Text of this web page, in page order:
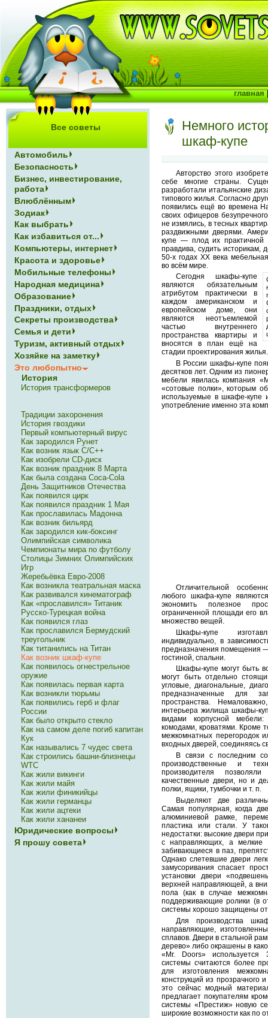
Немного
шкаф-купе
Авторство этого
себе многие страны.
разработали итальянские
типового жилья. Согласно
появились ещё во времена
своих офицеров
не измялись, в тесных
раздвижными дверями.
купе — плод их практичной
правдива, судить историкам,
50-х годах ХХ века
во всём мире.
Сегодня шкафы-купе
являются обязательным
атрибутом практически в
каждом американском и
европейском доме, они
являются неотъемлемой
частью внутреннего
пространства квартиры и
вносятся в план ещё на
стадии проектирования жилья.
В России шкафы-купе
десятков лет. Одним из
мебели явилась компания
«сотовые полки», которым
используемые в шкафе-купе
употребление именно эта
Отличительной
любого шкафа-купе
экономить полезное
ограниченной площади его
множество вещей.
Шкафы-купе
индивидуально, в
предназначения помещения
гостиной, спальни.
Шкафы-купе могут быть
могут быть отдельно
угловые, диагональные,
предназначенные для
пространства.
интерьера жилища шкафы-
видами корпусной
комодами, кроватями. Кроме
межкомнатных перегородок
входных дверей, соединяясь
В связи с последним
производственные и
производителя
качественные двери, но и
полки, ящики, тумбочки и т. п.
Выделяют две
Самая популярная, когда
алюминиевой рамке,
пластика или стали. У
недостатки: высокие двери
с направляющих, а
забивающиеся в паз,
Однако слетевшие двери
замусоривания спасает
установки двери
верхней направляющей, а
пола (как в случае
поддерживающие ролики (в
системы хорошо защищены от
Для производства
направляющие,
сплавов. Двери в стальной
дерево» либо окрашены в
«Mr. Doors»
системы считаются более
для изготовления
конструкций из прозрачного
это сейчас модный
предлагает покупателям
системы «Престиж» новую
широкие возможности как по
Все советы
Автомобиль
Безопасность
Бизнес, инвестирование,
работа
Влюблённым
Зодиак
Как выбрать
Как избавиться от...
Компьютеры, интернет
Красота и здоровье
Мобильные телефоны
Народная медицина
Образование
Праздники, отдых
Секреты производства
Семья и дети
Туризм, активный отдых
Хозяйке на заметку
Это любопытно
История
История трансформеров
Традиции захоронения
История гвоздики
Первый компьютерный вирус
Как зародился Рунет
Как возник язык C/C++
Как изобрели CD-диск
Как возник праздник 8 Марта
Как была создана Coca-Cola
День Защитников Отечества
Как появился цирк
Как появился праздник 1 Мая
Как прославилась Мадонна
Как возник бильярд
Как зародился кик-боксинг
Олимпийская символика
Чемпионаты мира по футболу
Столицы Зимних Олимпийских
Игр
Жеребьёвка Евро-2008
Как возникла театральная маска
Как развивался кинематограф
Как «прославился» Титаник
Русско-Турецкая война
Как появился глаз
Как прославился Бермудский
треугольник
Как титанились на Титан
Как возник шкаф-купе
Как появилось огнестрельное
оружие
Как появилась первая карта
Как возникли тюрьмы
Как появились герб и флаг
России
Как было открыто стекло
Как на самом деле погиб капитан
Кук
Как назывались 7 чудес света
Как строились башни-близнецы
WTC
Как жили викинги
Как жили майя
Как жили финикийцы
Как жили германцы
Как жили ацтеки
Как жили хананеи
Юридические вопросы
Я прошу совета
главная